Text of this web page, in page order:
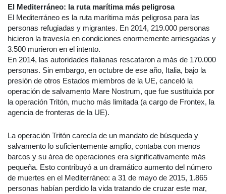
El Mediterráneo: la ruta marítima más peligrosa
El Mediterráneo es la ruta marítima más peligrosa para las
personas refugiadas y migrantes. En 2014, 219.000 personas
hicieron la travesía en condiciones enormemente arriesgadas y
3.500 murieron en el intento.
En 2014, las autoridades italianas rescataron a más de 170.000
personas. Sin embargo, en octubre de ese año, Italia, bajo la
presión de otros Estados miembros de la UE, canceló la
operación de salvamento Mare Nostrum, que fue sustituida por
la operación Tritón, mucho más limitada (a cargo de Frontex, la
agencia de fronteras de la UE).
La operación Tritón carecía de un mandato de búsqueda y
salvamento lo suficientemente amplio, contaba con menos
barcos y su área de operaciones era significativamente más
pequeña. Esto contribuyó a un dramático aumento del número
de muertes en el Mediterráneo: a 31 de mayo de 2015, 1.865
personas habían perdido la vida tratando de cruzar este mar,